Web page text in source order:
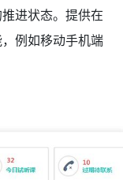
进状态。提供在
例如移动手机端